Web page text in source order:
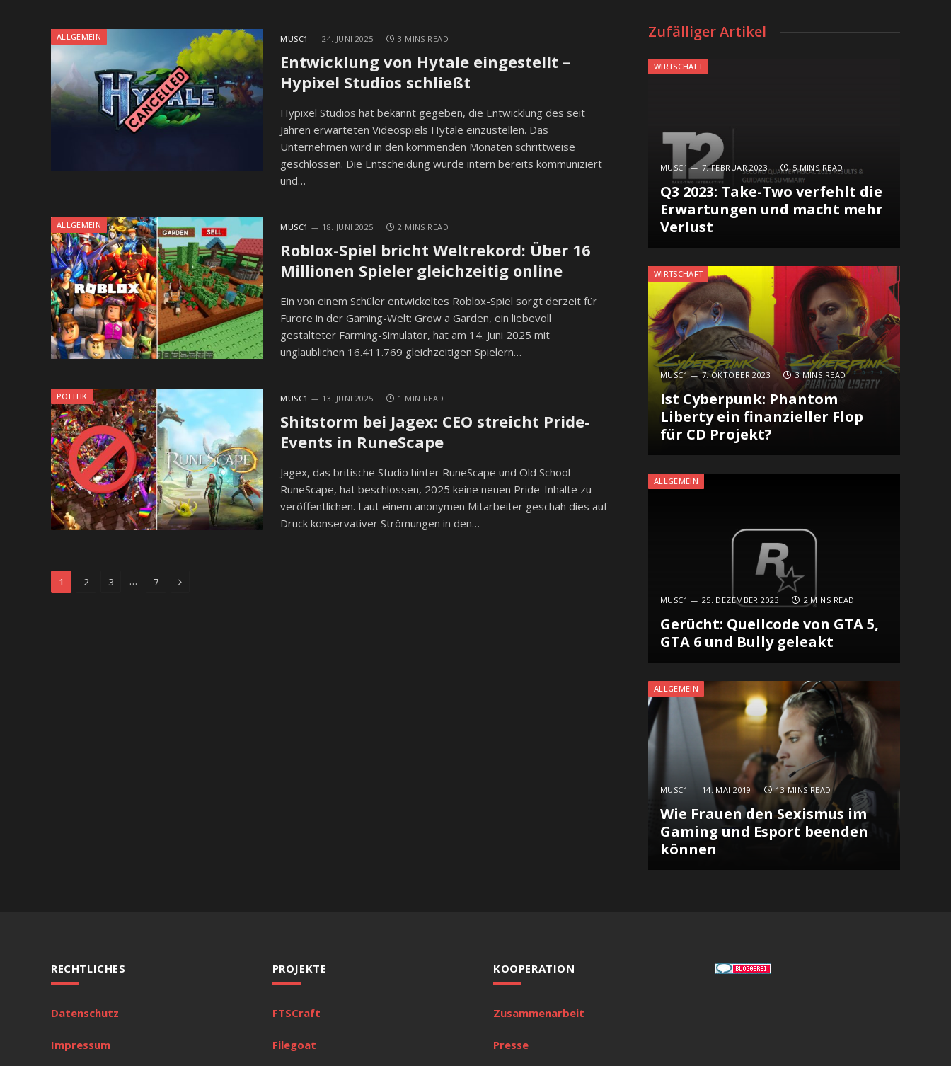
ALLGEMEIN MUSC1 24. JUNI 2025 3 MINS READ
Entwicklung von Hytale eingestellt –
Hypixel Studios schließt
Hypixel Studios hat bekannt gegeben, die Entwicklung des seit
Jahren erwarteten Videospiels Hytale einzustellen. Das
Unternehmen wird in den kommenden Monaten schrittweise
geschlossen. Die Entscheidung wurde intern bereits kommuniziert
und…
ALLGEMEIN MUSC1 18. JUNI 2025 2 MINS READ
Roblox-Spiel bricht Weltrekord: Über 16
Millionen Spieler gleichzeitig online
Ein von einem Schüler entwickeltes Roblox-Spiel sorgt derzeit für
Furore in der Gaming-Welt: Grow a Garden, ein liebevoll
gestalteter Farming-Simulator, hat am 14. Juni 2025 mit
unglaublichen 16.411.769 gleichzeitigen Spielern…
POLITIK MUSC1 13. JUNI 2025 1 MIN READ
Shitstorm bei Jagex: CEO streicht Pride-
Events in RuneScape
Jagex, das britische Studio hinter RuneScape und Old School
RuneScape, hat beschlossen, 2025 keine neuen Pride-Inhalte zu
veröffentlichen. Laut einem anonymen Mitarbeiter geschah dies auf
Druck konservativer Strömungen in den…
1 2 3 … 7 Next
Zufälliger Artikel
WIRTSCHAFT
MUSC1 7. FEBRUAR 2023 5 MINS READ
Q3 2023: Take-Two verfehlt die
Erwartungen und macht mehr
Verlust
WIRTSCHAFT
MUSC1 7. OKTOBER 2023 3 MINS READ
Ist Cyberpunk: Phantom
Liberty ein finanzieller Flop
für CD Projekt?
ALLGEMEIN
MUSC1 25. DEZEMBER 2023 2 MINS READ
Gerücht: Quellcode von GTA 5,
GTA 6 und Bully geleakt
ALLGEMEIN
MUSC1 14. MAI 2019 13 MINS READ
Wie Frauen den Sexismus im
Gaming und Esport beenden
können
RECHTLICHES
Datenschutz
Impressum
PROJEKTE
FTSCraft
Filegoat
KOOPERATION
Zusammenarbeit
Presse